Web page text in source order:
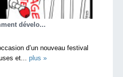
dévelo...
d’un nouveau festival
et... plus »